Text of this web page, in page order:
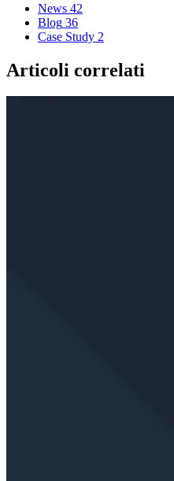
News 42
Blog 36
Case Study 2
Articoli correlati